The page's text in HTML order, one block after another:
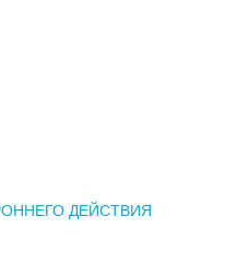
ДЕЙСТВИЯ